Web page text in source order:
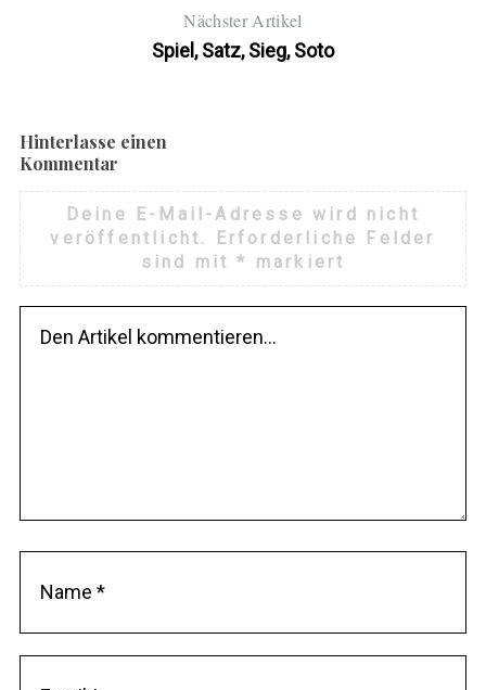
Nächster Artikel
Spiel, Satz, Sieg, Soto
Hinterlasse einen
Kommentar
Deine E-Mail-Adresse wird nicht
veröffentlicht.
Erforderliche Felder
sind mit* markiert